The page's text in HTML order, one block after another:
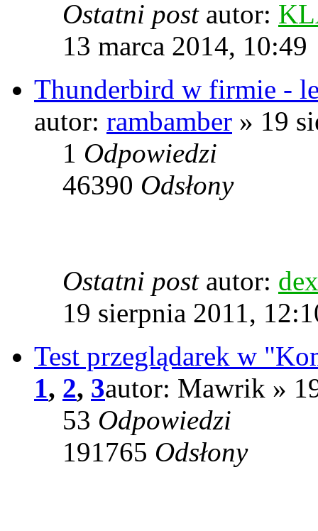
Ostatni post autor:
13 marca 2014, 10:49
Thunderbird w firmie -
autor: rambamber » 19
1 Odpowiedzi
46390 Odsłony
Ostatni post autor:
19 sierpnia 2011,
Test przeglądarek w
1, 2, 3autor: Mawrik »
53 Odpowiedzi
191765 Odsłony